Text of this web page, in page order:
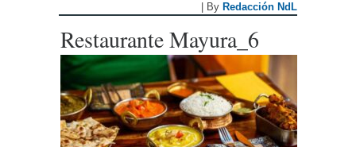
| By Redacción NdL
Restaurante Mayura_6